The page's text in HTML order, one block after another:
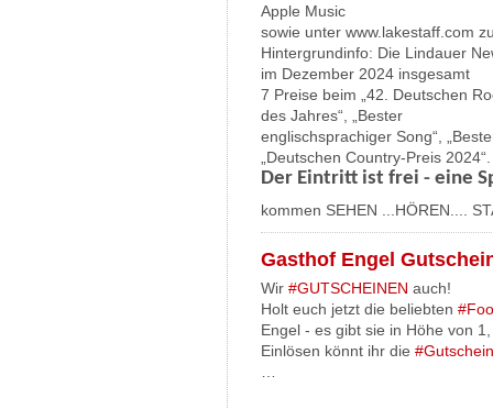
Apple Music
sowie unter www.lakestaff.com
Hintergrundinfo: Die Lindauer
im Dezember 2024 insgesamt
7 Preise beim „42. Deutschen
des Jahres“, „Bester
englischsprachiger Song“,
„Deutschen Country-Preis 2024“.
Der Eintritt ist frei - eine
kommen SEHEN ...HÖREN....
Gasthof Engel
Wir #GUTSCHEINEN auch!
Holt euch jetzt die beliebten
Engel - es gibt sie in Höhe von
Einlösen könnt ihr die